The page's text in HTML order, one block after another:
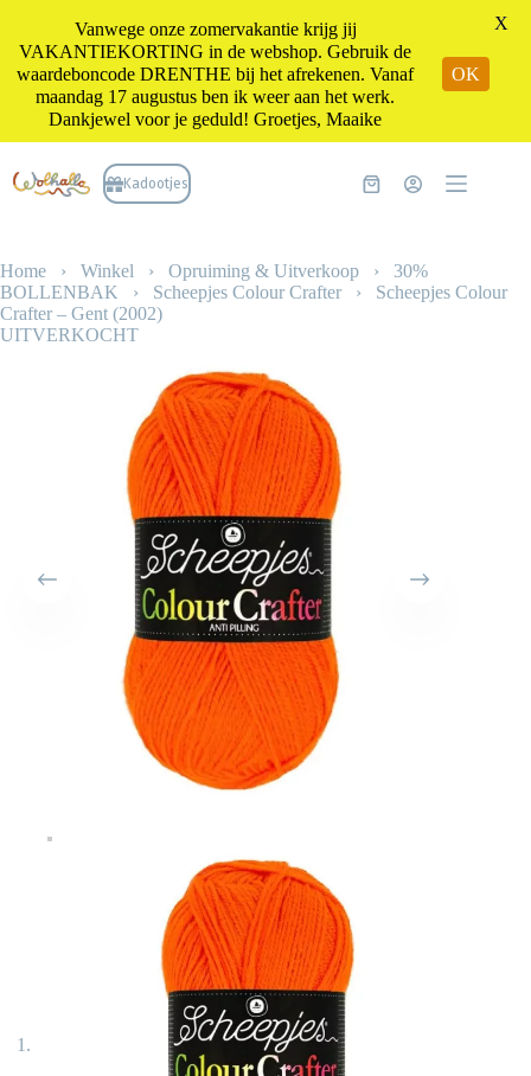
naar
de
Kadootjes Winkelwagen
Home › Winkel › Opruiming & Uitverkoop › 30%
BOLLENBAK › Scheepjes Colour Crafter › Scheepjes Colour
Crafter – Gent (2002)
UITVERKOCHT
Vanwege onze zomervakantie krijg jij
VAKANTIEKORTING in de webshop. Gebruik de
waardeboncode DRENTHE bij het afrekenen. Vanaf
maandag 17 augustus ben ik weer aan het werk.
Dankjewel voor je geduld! Groetjes, Maaike
OK
X